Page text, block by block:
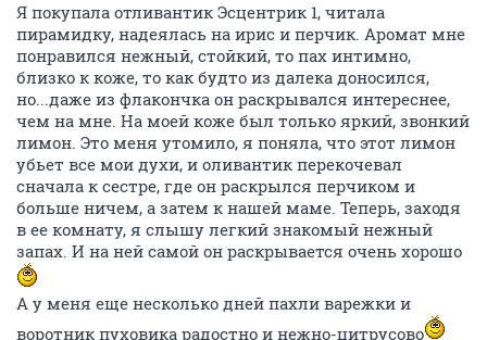
Я покупала отливантик Эсцентрик 1, читала
пирамидку, надеялась на ирис и перчик. Аромат мне
понравился нежный, стойкий, то пах интимно,
близко к коже, то как будто из далека доносился,
но...даже из флакончка он раскрывался интереснее,
чем на мне. На моей коже был только яркий, звонкий
лимон. Это меня утомило, я поняла, что этот лимон
убьет все мои духи, и оливантик перекочевал
сначала к сестре, где он раскрылся перчиком и
больше ничем, а затем к нашей маме. Теперь, заходя
в ее комнату, я слышу легкий знакомый нежный
запах. И на ней самой он раскрывается очень хорошо
А у меня еще несколько дней пахли варежки и
воротник пуховика радостно и нежно-цитрусово